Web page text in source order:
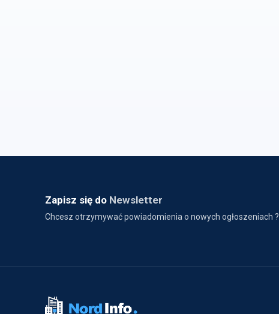
Zapisz się do Newsletter
Chcesz otrzymywać powiadomienia o nowych ogłoszeniach ?